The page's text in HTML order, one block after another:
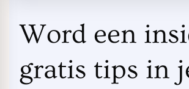
Word een
gratis tips in